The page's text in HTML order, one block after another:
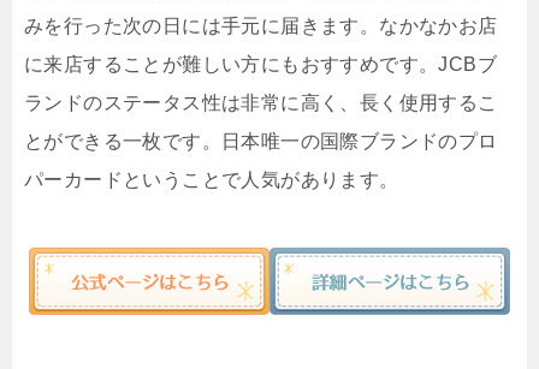
みを行った次の日には手元に届きます。なかなかお店
に来店することが難しい方にもおすすめです。JCBブ
ランドのステータス性は非常に高く、長く使用するこ
とができる一枚です。日本唯一の国際ブランドのプロ
パーカードということで人気があります。